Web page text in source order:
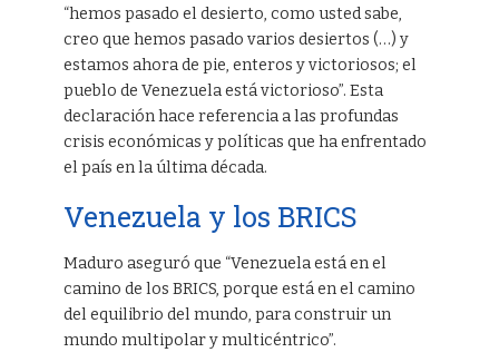
“hemos pasado el desierto, como usted sabe,
creo que hemos pasado varios desiertos (…) y
estamos ahora de pie, enteros y victoriosos; el
pueblo de Venezuela está victorioso”. Esta
declaración hace referencia a las profundas
crisis económicas y políticas que ha enfrentado
el país en la última década.
Venezuela y los BRICS
Maduro aseguró que “Venezuela está en el
camino de los BRICS, porque está en el camino
del equilibrio del mundo, para construir un
mundo multipolar y multicéntrico”.